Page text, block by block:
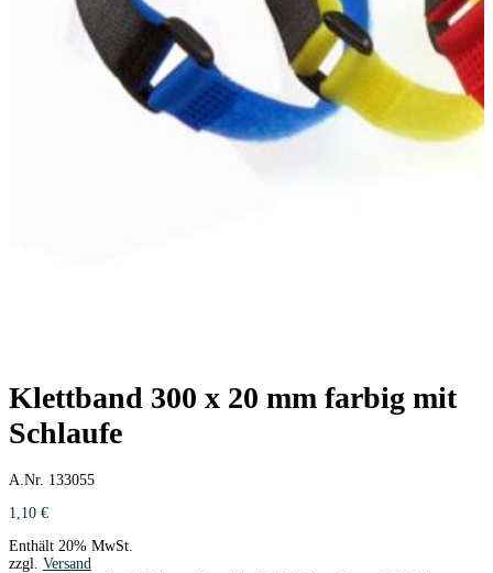
Klettband 300 x 20 mm farbig mit
Schlaufe
A.Nr. 133055
1,10 €
Enthält 20% MwSt.
zzgl. Versand